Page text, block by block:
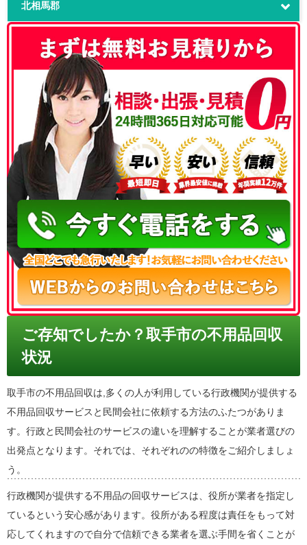
北相馬郡
050-3186-4780
ご存知でしたか？取手市の不用品回収
状況
取手市の不用品回収は,多くの人が利用している行政機関が提供する
不用品回収サービスと民間会社に依頼する方法のふたつがありま
す。行政と民間会社のサービスの違いを理解することが業者選びの
出発点となります。それでは、それぞれのの特徴をご紹介しましょ
う。
行政機関が提供する不用品の回収サービスは、役所が業者を指定し
ているという安心感があります。役所がある程度は責任をもって対
応してくれますので自分で信頼できる業者を選ぶ手間を省くことが